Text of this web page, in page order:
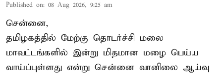
Published on: 08 Aug 2026, 9:25 am
சென்னை,
தமிழகத்தில் மேற்கு தொடர்ச்சி மலை
மாவட்டங்களில் இன்று மிதமான மழை பெய்ய
வாய்ப்புள்ளது என்று சென்னை வானிலை ஆய்வு